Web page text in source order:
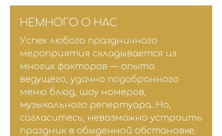
НЕМНОГО О НАС
Успех любого праздничного
мероприятия складывается из
многих факторов — опыта
ведущего, удачно подобранного
меню блюд, шоу номеров,
музыкального репертуара. Но,
согласитесь, невозможно устроить
праздник в обыденной обстановке.